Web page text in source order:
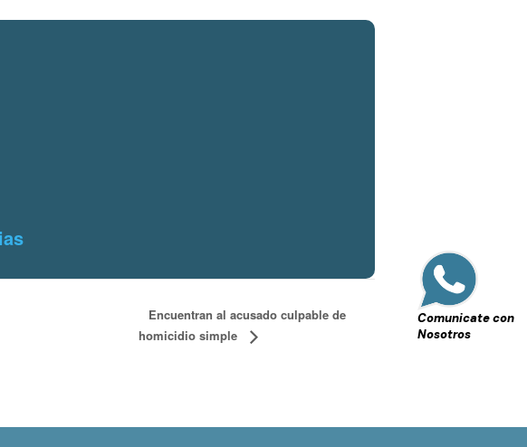
Comunicate con
Nosotros
Encuentran al acusado culpable de
homicidio simple